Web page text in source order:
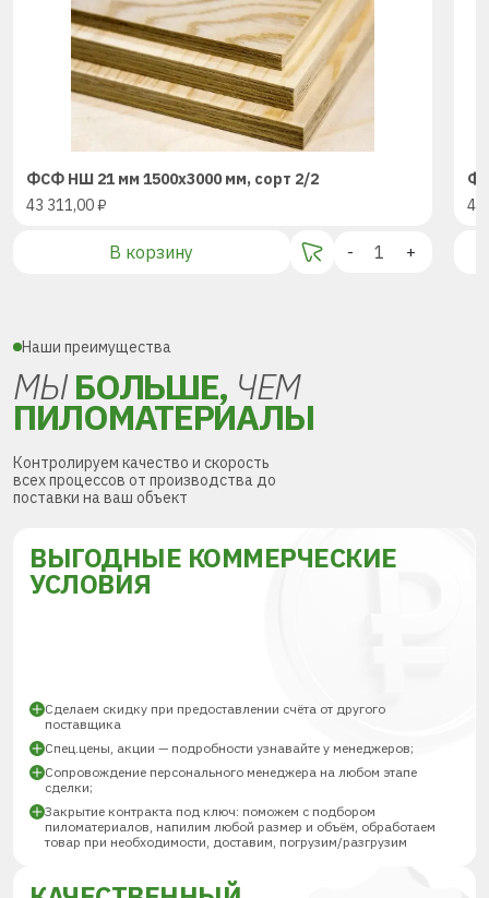
ФСФ НШ 21 мм 1500х3000 мм, сорт 2/2
43 311,00₽
В корзину - +
43
Наши преимущества
МЫБОЛЬШЕ, ЧЕМ
ПИЛОМАТЕРИАЛЫ
Контролируем качество и скорость
всех процессов от производства до
поставки на ваш объект
ВЫГОДНЫЕ КОММЕРЧЕСКИЕ
УСЛОВИЯ
Сделаем скидку при предоставлении счёта от другого
поставщика
Спец.цены, акции — подробности узнавайте у менеджеров;
Сопровождение персонального менеджера на любом этапе
сделки;
Закрытие контракта под ключ: поможем с подбором
пиломатериалов, напилим любой размер и объём, обработаем
товар при необходимости, доставим, погрузим/разгрузим